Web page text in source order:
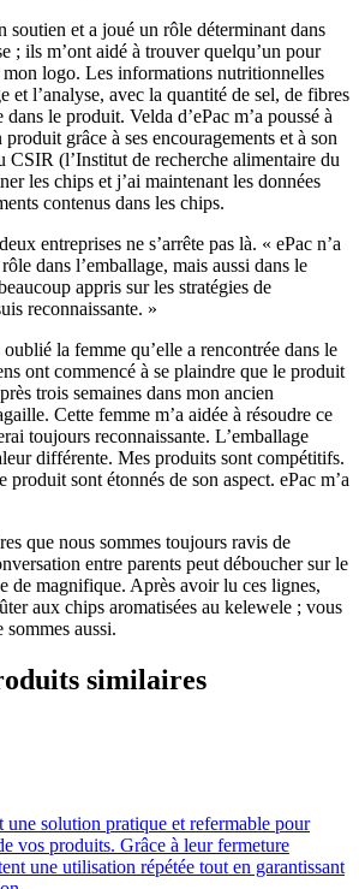
soutien et a joué un rôle déterminant dans
; ils m’ont aidé à trouver quelqu’un pour
logo. Les informations nutritionnelles
et l’analyse, avec la quantité de sel, de fibres
dans le produit. Velda d’ePac m’a poussé à
grâce à ses encouragements et à son
CSIR (l’Institut de recherche alimentaire du
les chips et j’ai maintenant les données
contenus dans les chips.
entreprises ne s’arrête pas là. « ePac n’a
dans l’emballage, mais aussi dans le
appris sur les stratégies de
reconnaissante. »
la femme qu’elle a rencontrée dans le
ont commencé à se plaindre que le produit
trois semaines dans mon ancien
Cette femme m’a aidée à résoudre ce
toujours reconnaissante. L’emballage
différente. Mes produits sont compétitifs.
sont étonnés de son aspect. ePac m’a
que nous sommes toujours ravis de
entre parents peut déboucher sur le
de magnifique. Après avoir lu ces lignes,
aux chips aromatisées au kelewele ; vous
sommes aussi.
similaires
une solution pratique et refermable pour
vos produits. Grâce à leur fermeture
une utilisation répétée tout en garantissant